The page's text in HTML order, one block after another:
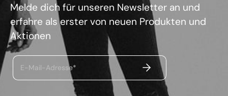
Melde dich für unseren Newsletter an und
erfahre als erster von neuen Produkten und
Aktionen
E-Mail-Adresse* ABSENDEN